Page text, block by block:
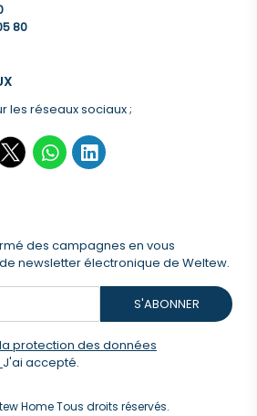
80
les réseaux sociaux ;
des campagnes en vous
newsletter électronique de Weltew.
protection des données
J'ai accepté.
S'ABONNER
Home Tous droits réservés.